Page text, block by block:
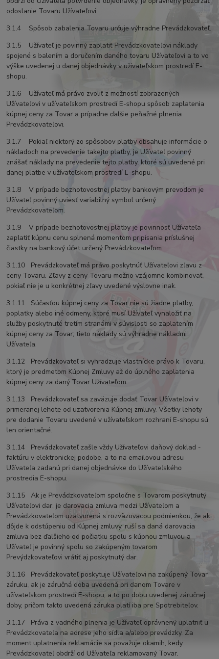
odoslanie Tovaru Užívateľovi.
3.1.4 Spôsob zabalenia Tovaru určuje výhradne Prevádzkovateľ.
3.1.5 Užívateľ je povinný zaplatiť Prevádzkovateľovi náklady
spojené s balením a doručením daného tovaru Užívateľovi a to vo
výške uvedenej u danej objednávky v užívateľskom prostredí E-
shopu.
3.1.6 Užívateľ má právo zvoliť z možností zobrazených
Užívateľovi v užívateľskom prostredí E-shopu spôsob zaplatenia
kúpnej ceny za Tovar a prípadne ďalšie peňažné plnenia
Prevádzkovateľovi.
3.1.7 Pokiaľ niektorý zo spôsobov platby obsahuje informácie o
nákladoch na prevedenie takejto platby, je Užívateľ povinný
znášať náklady na prevedenie tejto platby, ktoré sú uvedené pri
danej platbe v užívateľskom prostredí E-shopu.
3.1.8 V prípade bezhotovostnej platby bankovým prevodom je
Užívateľ povinný uviesť variabilný symbol určený
Prevádzkovateľom.
3.1.9 V prípade bezhotovostnej platby je povinnosť Užívateľa
zaplatiť kúpnu cenu splnená momentom pripísania príslušnej
čiastky na bankový účet určený Prevádzkovateľom.
3.1.10 Prevádzkovateľ má právo poskytnúť Užívateľovi zľavu z
ceny Tovaru. Zľavy z ceny Tovaru možno vzájomne kombinovať,
pokiaľ nie je u konkrétnej zľavy uvedené výslovne inak.
3.1.11 Súčasťou kúpnej ceny za Tovar nie sú žiadne platby,
poplatky alebo iné odmeny, ktoré musí Užívateľ vynaložiť na
služby poskytnuté tretím stranámi v súvislosti so zaplatením
kúpnej ceny za Tovar; tieto náklady sú výhradne nákladmi
Užívateľa.
3.1.12 Prevádzkovateľ si vyhradzuje vlastnícke právo k Tovaru,
ktorý je predmetom Kúpnej Zmluvy až do úplného zaplatenia
kúpnej ceny za daný Tovar Užívateľom.
3.1.13 Prevádzkovateľ sa zaväzuje dodať Tovar Užívateľovi v
primeranej lehote od uzatvorenia Kúpnej zmluvy. Všetky lehoty
pre dodanie Tovaru uvedené v užívateľskom rozhraní E-shopu sú
len orientačné.
3.1.14 Prevádzkovateľ zašle vždy Užívateľovi daňový doklad -
faktúru v elektronickej podobe, a to na emailovou adresu
Užívateľa zadanú pri danej objednávke do Užívateľského
prostredia E-shopu.
3.1.15 Ak je Prevádzkovateľom spoločne s Tovarom poskytnutý
Užívateľovi dar, je darovacia zmluva medzi Užívateľom a
Prevádzkovateľom uzatvorená s rozväzovacou podmienkou, že ak
dôjde k odstúpeniu od Kúpnej zmluvy, ruší sa daná darovacia
zmluva bez ďalšieho od počiatku spolu s kúpnou zmluvou a
Užívateľ je povinný spolu so zakúpeným tovarom
Prevýdzkovateľovi vrátiť aj poskytnutý dar.
3.1.16 Prevádzkovateľ poskytuje Užívateľovi na zakúpený Tovar
záruku, ak je záručná doba uvedená pri danom Tovare v
užívateľskom prostredí E-shopu, a to po dobu uvedenej záručnej
doby, pričom takto uvedená záruka platí iba pre Spotrebiteľov.
3.1.17 Práva z vadného plnenia je Užívateľ oprávnený uplatniť u
Prevádzkovateľa na adrese jeho sídla a/alebo prevádzky. Za
moment uplatnenia reklamácie sa považuje okamih, kedy
Prevádzkovateľ obdrží od Užívateľa reklamovaný Tovar.